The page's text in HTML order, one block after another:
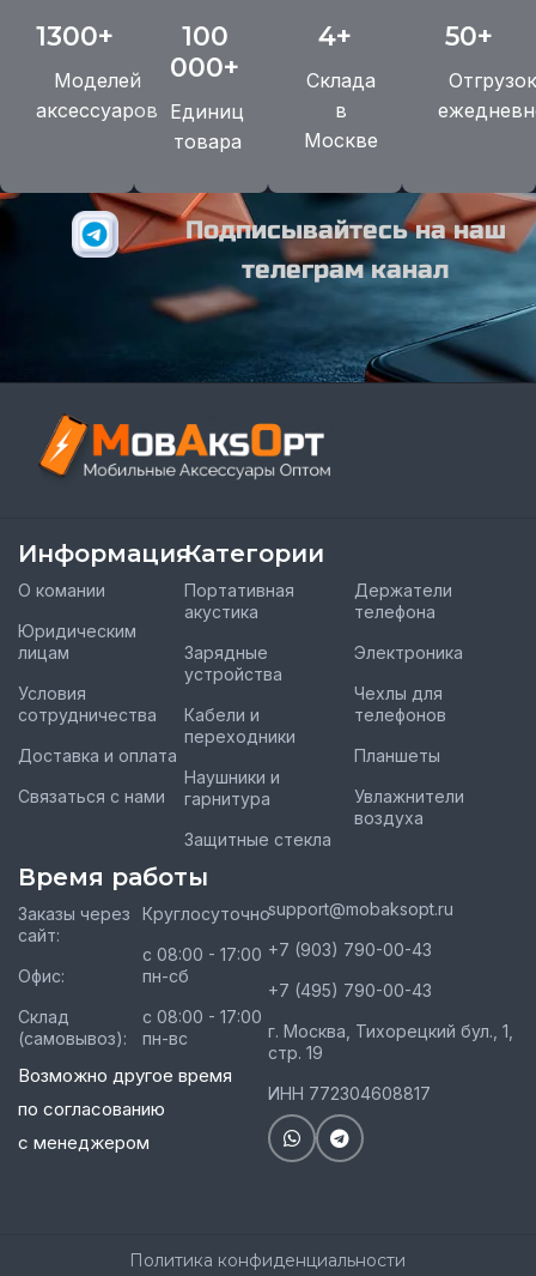
1300+
Моделей
аксессуаров
100
000+
Единиц
товара
4+
Склада
в
Москве
50+
Отгрузок
Подписывайтесь на наш
телеграм канал
Информация
О комании
Юридическим
лицам
Условия
сотрудничества
Доставка и оплата
Связаться с нами
Категории
Портативная
акустика
Зарядные
устройства
Кабели и
переходники
Наушники и
гарнитура
Защитные стекла
Держатели
телефона
Электроника
Чехлы для
телефонов
Планшеты
Увлажнители
воздуха
Время работы
Заказы через
сайт:
Офис:
Склад
(самовывоз):
Круглосуточно
с 08:00 - 17:00
пн-сб
с 08:00 - 17:00
пн-вс
Возможно другое время
по согласованию
с менеджером
support@mobaksopt.ru
+7 (903) 790-00-43
+7 (495) 790-00-43
г. Москва, Тихорецкий бул., 1,
стр. 19
ИНН 772304608817
Политика конфиденциальности